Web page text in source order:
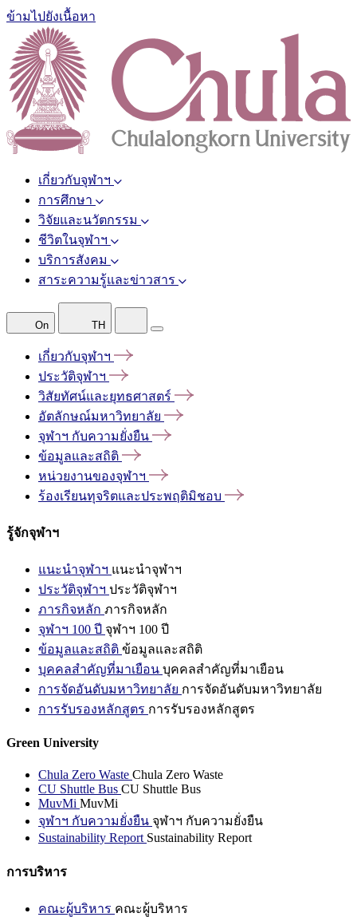
ข้ามไปยังเนื้อหา
เกี่ยวกับจุฬาฯ
การศึกษา
วิจัยและนวัตกรรม
ชีวิตในจุฬาฯ
บริการสังคม
สาระความรู้และข่าวสาร
On TH
เกี่ยวกับจุฬาฯ
ประวัติจุฬาฯ
วิสัยทัศน์และยุทธศาสตร์
อัตลักษณ์มหาวิทยาลัย
จุฬาฯ กับความยั่งยืน
ข้อมูลและสถิติ
หน่วยงานของจุฬาฯ
ร้องเรียนทุจริตและประพฤติมิชอบ
รู้จักจุฬาฯ
แนะนำจุฬาฯ แนะนำจุฬาฯ
ประวัติจุฬาฯ ประวัติจุฬาฯ
ภารกิจหลัก ภารกิจหลัก
จุฬาฯ 100 ปี จุฬาฯ 100 ปี
ข้อมูลและสถิติ ข้อมูลและสถิติ
บุคคลสำคัญที่มาเยือน บุคคลสำคัญที่มาเยือน
การจัดอันดับมหาวิทยาลัย การจัดอันดับมหาวิทยาลัย
การรับรองหลักสูตร การรับรองหลักสูตร
Green University
Chula Zero Waste Chula Zero Waste
CU Shuttle Bus CU Shuttle Bus
MuvMi MuvMi
จุฬาฯ กับความยั่งยืน จุฬาฯ กับความยั่งยืน
Sustainability Report Sustainability Report
การบริหาร
คณะผู้บริหาร คณะผู้บริหาร